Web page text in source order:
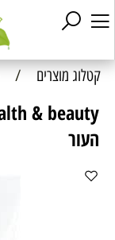
קטלוג מוצרים /
העור